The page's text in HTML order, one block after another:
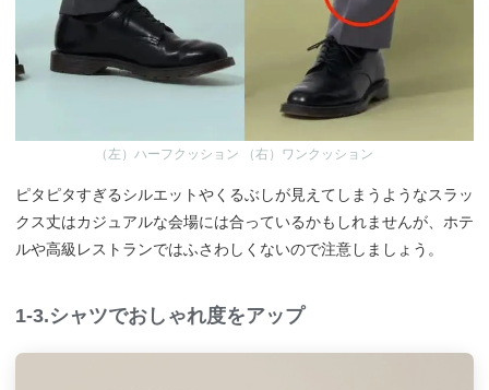
（左）ハーフクッション （右）ワンクッション
ピタピタすぎるシルエットやくるぶしが見えてしまうようなスラッ
クス丈はカジュアルな会場には合っているかもしれませんが、ホテ
ルや高級レストランではふさわしくないので注意しましょう。
1-3.シャツでおしゃれ度をアップ